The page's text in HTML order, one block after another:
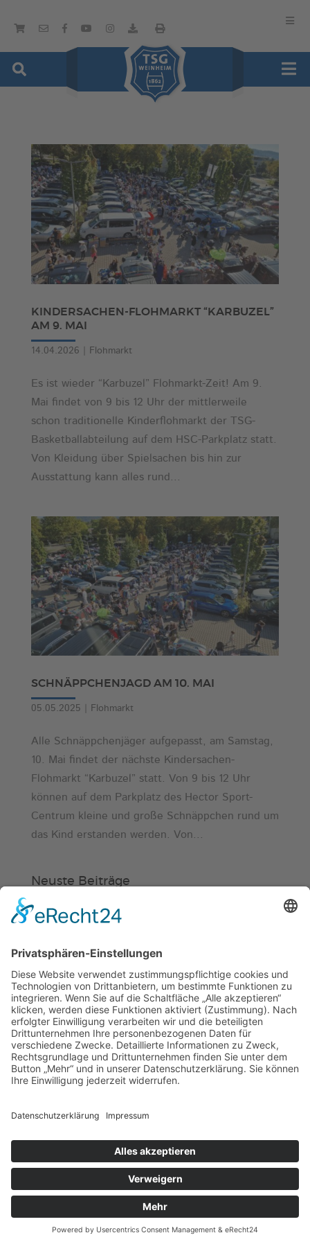
KINDERSACHEN-FLOHMARKT “KARBUZEL”
AM 9. MAI
14.04.2026 Flohmarkt
Es ist wieder “Karbuzel” Flohmarkt-Zeit! Am 9.
Mai findet von 9 bis 12 Uhr der mittlerweile
schon traditionelle Kinderflohmarkt der TSG-
Basketballabteilung auf dem HSC-Parkplatz statt.
Von Kleidung über Spielsachen bis hin zur
Ausstattung kann alles rund...
SCHNÄPPCHENJAGD AM 10. MAI
05.05.2025 Flohmarkt
Alle Schnäppchenjäger aufgepasst, am Samstag,
10. Mai findet der nächste Kindersachen-
Flohmarkt “Karbuzel” statt. Von 9 bis 12 Uhr
können auf dem Parkplatz des Hector Sport-
Centrum kleine und große Schnäppchen rund um
das Kind erstanden werden. Von...
Neuste Beiträge
Verein
ab 13 Uhr geschlossen
„Am Ende bekommt jeder ein
Schwimmabzeichen“
Sommercamps: Fußball, Tanz oder
Hockey
© 2019 | TSG WEINHEIM
VERTRAG WIDERRUFEN KONTAKT
IMPRESSUM